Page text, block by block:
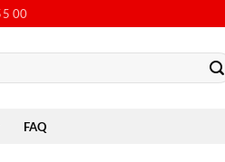
00
FAQ